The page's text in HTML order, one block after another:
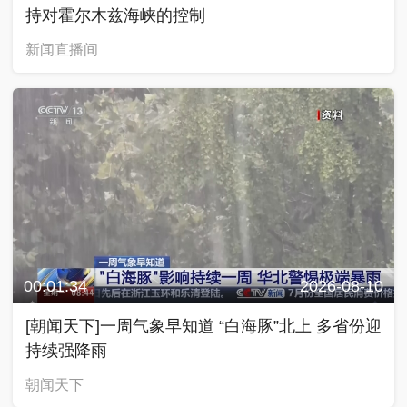
00:01:34 2026-08-10
[朝闻天下]一周气象早知道 “白海豚”北上 多省份迎
持续强降雨
朝闻天下